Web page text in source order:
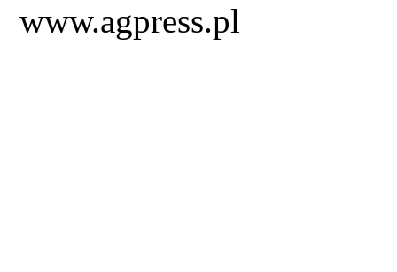
www.agpress.pl